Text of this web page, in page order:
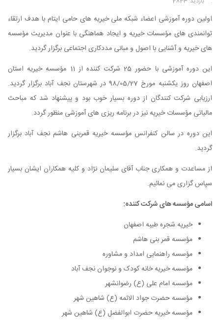
اولین دوره آموزشی اعضاء شبکه ملی خیریه های حامی ایتام با هدف ارتقاء
توانمندی های مؤسسات خیریه و ایجاد هماهنگی با عنوان مدیریت مؤسسه
های خیریه و آشنایی با اصول و مبانی مددکاری اجتماعی برگزار گردید.
این دوره آموزشی با حضور 25 شرکت کننده از 11 مؤسسه خیریه استان
اصفهان روز یکشنبه مورخ 98/05/27 در شهرستان نجف آباد برگزار گردید.
ارزیابی شرکت کنندگان از دوره بسیار خوب بود و پیشنهاد شد که مباحث
مالیاتی مؤسسات خیریه نیز در برنامه ریزی های آموزشی منظور گردد.
این دوره در سالن کنفرانس مؤسسه خیریه قمربنی هاشم نجف آباد برگزار
گردید.
از مساعدت و همکاری جناب آقای سلیمان نژاد و کلیه همکاران ایشان بسیار
سپاس گزاری می نمائیم.
اسامی مؤسسه های شرکت کننده:
خیریه شجره طیبه اصفهان
مؤسسه قمر بنی هاشم
مؤسسه راهنمایی امداد و مشاوره
مؤسسه خیریه خانه کودک و نوجوان نجف آباد
مؤسسه امام علی (ع) رضوانشهر
مؤسسه حضرت جواد الائمه (ع) شاهین شهر
مؤسسه خیریه حضرت ابوالفضل (ع) شاهین شهر